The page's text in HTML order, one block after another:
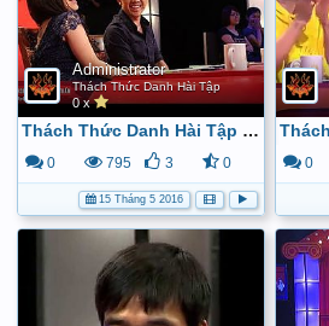
Administrator
Thách Thức Danh Hài Tập
0 x
Thách Thức Danh Hài Tập 2 (22/4/2015) - Full HD - YouTube
0 795 3 0
15 Tháng 5 2016
0